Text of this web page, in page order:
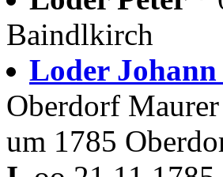
Baindlkirch
Loder Johann
Oberdorf Maurer
um 1785